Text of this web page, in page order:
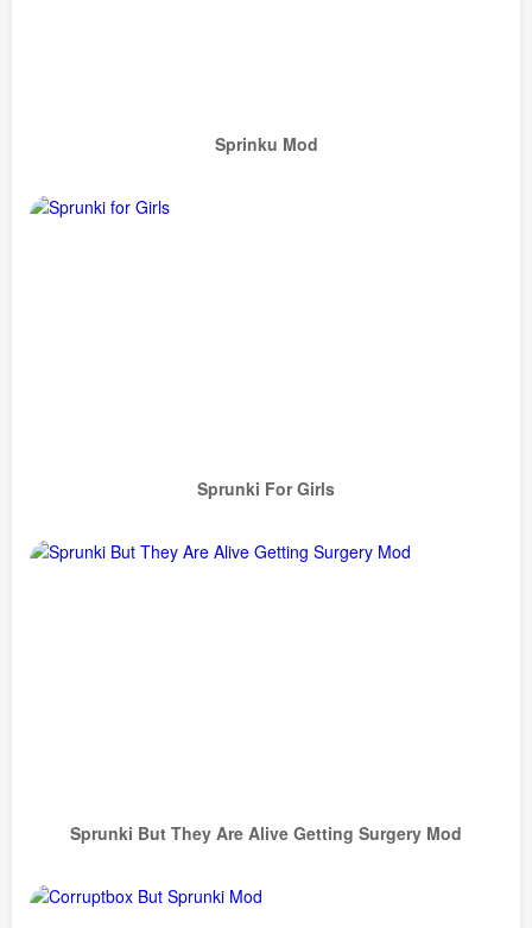
Sprinku Mod
Sprunki For Girls
Sprunki But They Are Alive Getting Surgery Mod